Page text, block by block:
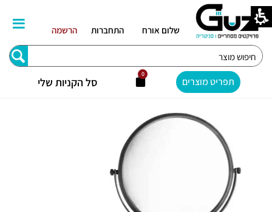
דילוג
לתוכן
שלום אורח התחברות הרשמה
Search
...
תפריט מוצרים
0
עגלת סל הקניות שלי